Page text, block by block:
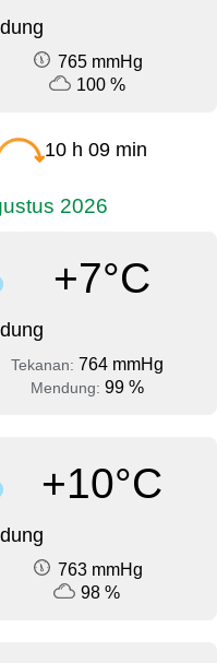
765 mmHg
100 %
10 h 09 min
2026
+7°C
Tekanan: 764 mmHg
Mendung: 99 %
+10°C
763 mmHg
98 %